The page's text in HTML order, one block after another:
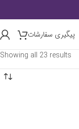
پیگیری سفارشات
Showing all 23 results